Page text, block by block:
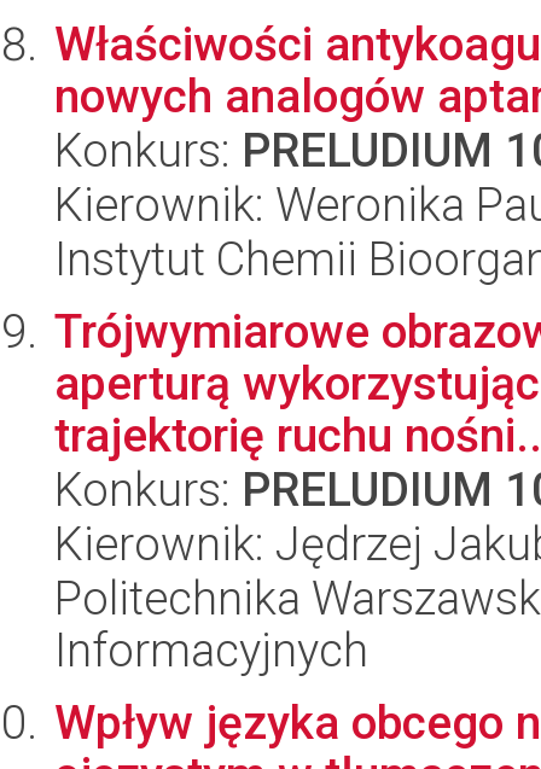
Właściwości
nowych analogów
Konkurs: PRELUDIUM
Kierownik: Weronika
Instytut Chemii
Trójwymiarowe
aperturą
trajektorię ruchu
Konkurs: PRELUDIUM
Kierownik: Jędrzej
Politechnika
Informacyjnych
Wpływ języka obcego